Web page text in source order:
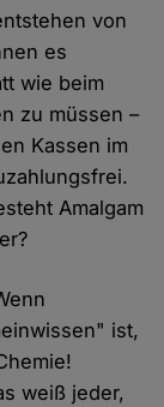
von
es
wie beim
zu müssen –
Kassen im
Amalgam
ist,
weiß jeder,